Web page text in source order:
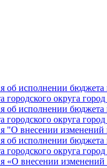
исполнении бюджета
округа
исполнении бюджета
округа
внесении изменений
исполнении бюджета
округа
внесении изменений